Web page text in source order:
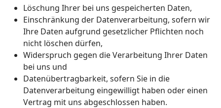
Löschung Ihrer bei uns gespeicherten Daten,
Einschränkung der Datenverarbeitung, sofern wir
Ihre Daten aufgrund gesetzlicher Pflichten noch
nicht löschen dürfen,
Widerspruch gegen die Verarbeitung Ihrer Daten
bei uns und
Datenübertragbarkeit, sofern Sie in die
Datenverarbeitung eingewilligt haben oder einen
Vertrag mit uns abgeschlossen haben.